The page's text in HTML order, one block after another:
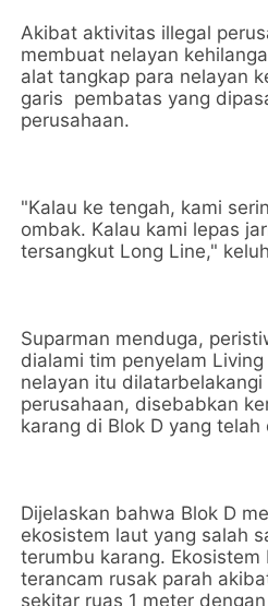
Akibat aktivitas illegal
membuat nelayan
alat tangkap para nelayan
garis pembatas yang
perusahaan.
"Kalau ke tengah, kami
ombak. Kalau kami lepas
tersangkut Long Line,"
Suparman menduga,
dialami tim penyelam
nelayan itu
perusahaan, disebabkan
karang di Blok D yang
Dijelaskan bahwa Blok D
ekosistem laut yang salah
terumbu karang.
terancam rusak parah
sekitar ruas 1 meter